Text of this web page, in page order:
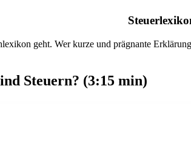
geht. Wer kurze und prägnante
Steuern? (3:15 min)